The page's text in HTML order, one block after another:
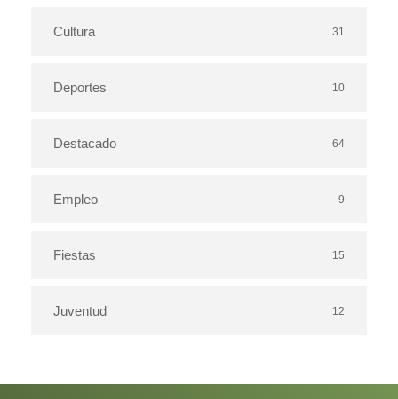
Cultura 31
Deportes 10
Destacado 64
Empleo 9
Fiestas 15
Juventud 12